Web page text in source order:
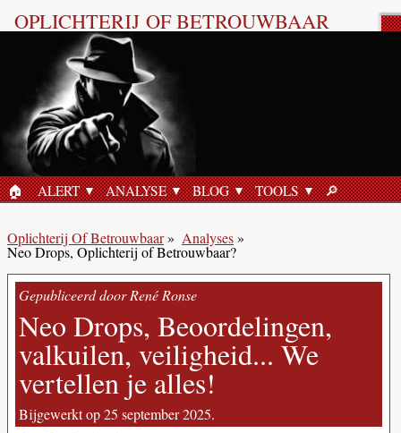
OPLICHTERIJ OF BETROUWBAAR
HOME
🏠︎ ALERT ANALYSE BLOG TOOLS ZOEKEN
🔎︎
Oplichterij Of Betrouwbaar» Analyses»
Neo Drops, Oplichterij of Betrouwbaar?
Gepubliceerd door René Ronse
Neo Drops, Beoordelingen,
valkuilen, veiligheid... We
vertellen je alles!
Bijgewerkt op 25 september 2025.